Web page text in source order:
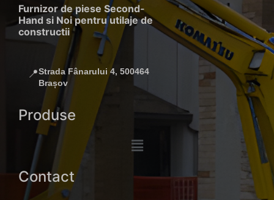
Furnizor de piese Second-
Hand si Noi pentru utilaje de
constructii
📍Strada Fânarului 4, 500464
Brașov
Produse
Contact